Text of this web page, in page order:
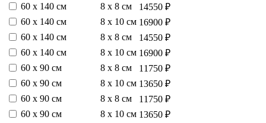
60 х 140 см
8 х 8 см
14550 ₽
60 х 140 см
8 х 10 см 16900 ₽
60 х 140 см
8 х 8 см
14550 ₽
60 х 140 см
8 х 10 см 16900 ₽
60 х 90 см
8 х 8 см
11750 ₽
60 х 90 см
8 х 10 см 13650 ₽
60 х 90 см
8 х 8 см
11750 ₽
60 х 90 см
8 х 10 см 13650 ₽